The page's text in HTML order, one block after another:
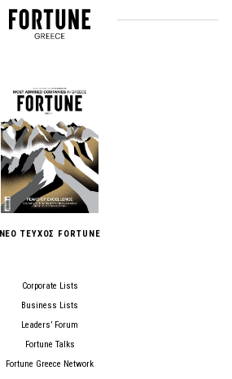
ΝΕΟ ΤΕΥΧΟΣ FORTUNE
Corporate Lists
Business Lists
Leaders’ Forum
Fortune Talks
Fortune Greece Network